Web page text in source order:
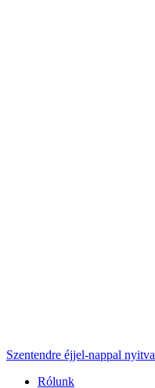
Szentendre éjjel-nappal nyitva
Rólunk